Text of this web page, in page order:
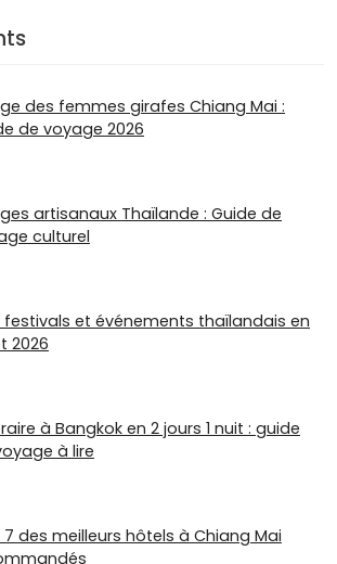
des femmes girafes Chiang Mai :
de voyage 2026
artisanaux Thaïlande : Guide de
culturel
festivals et événements thaïlandais en
2026
à Bangkok en 2 jours 1 nuit : guide
à lire
7 des meilleurs hôtels à Chiang Mai